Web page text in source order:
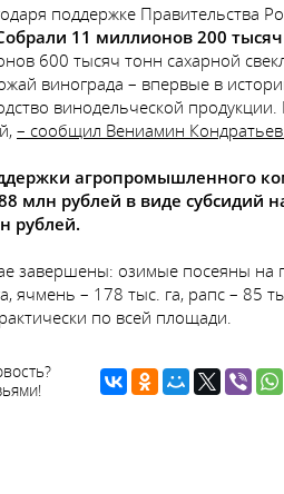
поддержке Правительства
11 миллионов 200
600 тысяч тонн сахарной
винограда – впервые в
винодельческой
– сообщил Вениамин Кондратьев.
агропромышленного
млн рублей в виде субсидий
рублей.
завершены: озимые посеяны на
ячмень – 178 тыс. га, рапс – 85
по всей площади.